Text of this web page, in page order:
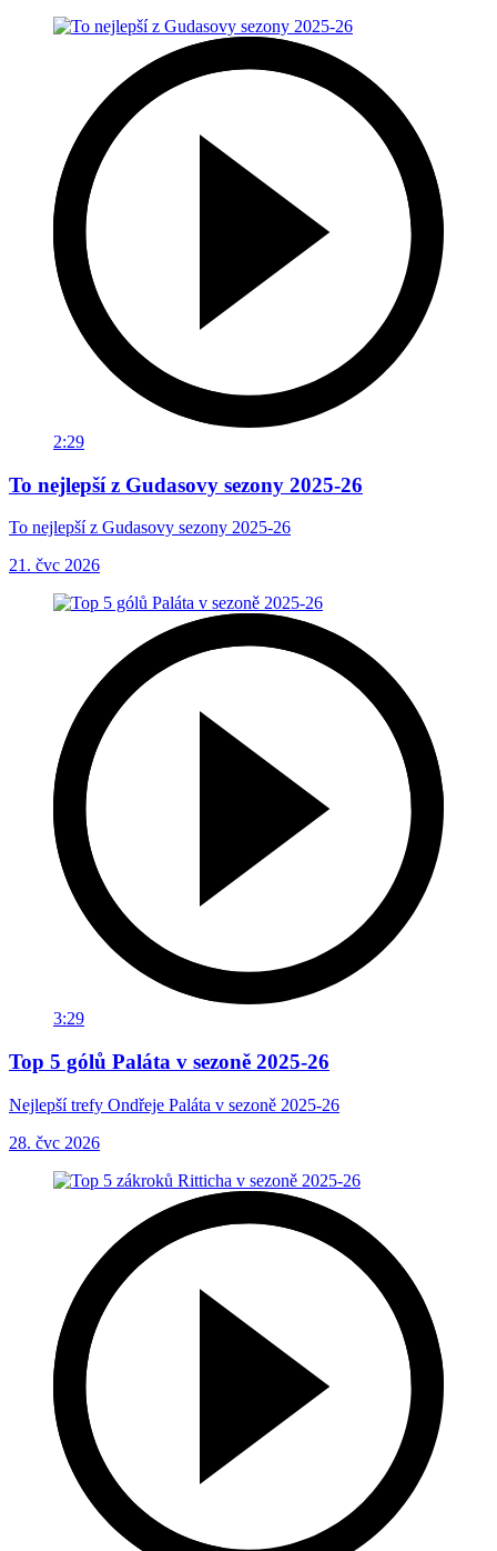
2:29
To nejlepší z Gudasovy sezony 2025-26
To nejlepší z Gudasovy sezony 2025-26
21. čvc 2026
3:29
Top 5 gólů Paláta v sezoně 2025-26
Nejlepší trefy Ondřeje Paláta v sezoně 2025-26
28. čvc 2026